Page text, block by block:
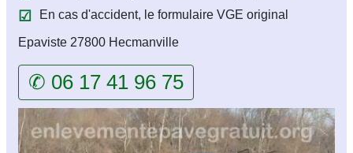
En cas d'accident, le formulaire VGE original
Epaviste 27800 Hecmanville
✆ 06 17 41 96 75